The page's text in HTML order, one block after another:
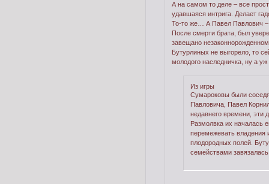
А на самом то деле – все
удавшаяся интрига. Делает
То-то же… А Павел Павлович –
После смерти брата, был
завещано
Бутурлиных не выгорело, то
молодого наследничка, ну а
Из игры
Сумароковы были
Павловича, Павел
недавнего времени, эти
Размолвка их началась
перемежевать владения
плодородных полей.
семействами